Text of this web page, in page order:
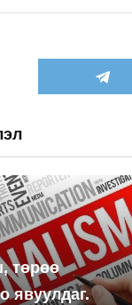
төрөө
явуулдаг.